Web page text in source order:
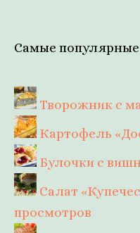
Самые популярные
Творожник с
Картофель
Булочки с
Салат
просмотров